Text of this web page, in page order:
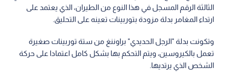
الثالثة الرقم المسجل في هذا النوع من الطيران، الذي يعتمد على
ارتداء المغامر بدلة مزودة بتوربينات تعينه على التحليق.
وتكونت بدلة "الرجل الحديدي" براوننغ من ستة توربينات صغيرة
تعمل بالكيروسين، ويتم التحكم بها بشكل كامل اعتمادا على حركة
الشخص الذي يرتديها.